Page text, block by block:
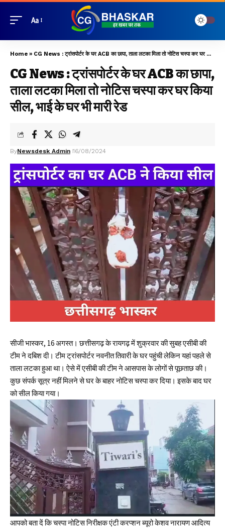
Aa
Home » CG News : ट्रांसपोर्टर के घर ACB का छापा, ताला लटका मिला तो नोटिस चस्पा कर घर किया सील, भाई के घर भी मारी रेड
CG News : ट्रांसपोर्टर के घर ACB का छापा,
ताला लटका मिला तो नोटिस चस्पा कर घर किया
सील, भाई के घर भी मारी रेड
ByNewsdesk Admin 16/08/2024
सीजी भास्कर, 16 अगस्त। छत्तीसगढ़ के रायगढ़ में शुक्रवार की सुबह एसीबी की
टीम ने दबिश दी। टीम ट्रांसपोर्टर नवनीत तिवारी के घर पहुंची लेकिन यहां पहले से
ताला लटका हुआ था। ऐसे में एसीबी की टीम ने आसपास के लोगों से पूछताछ की।
कुछ संपर्क सूत्र नहीं मिलने से घर के बाहर नोटिस चस्पा कर दिया। इसके बाद घर
को सील किया गया।
आपको बता दें कि चस्पा नोटिस निरीक्षक एंटी करप्शन ब्यूरो केशव नारायण आदित्य